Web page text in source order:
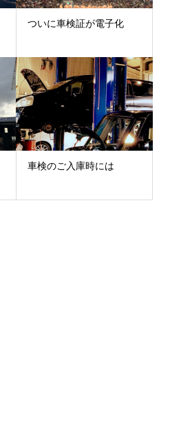
ついに車検証が電子化
車検のご入庫時には